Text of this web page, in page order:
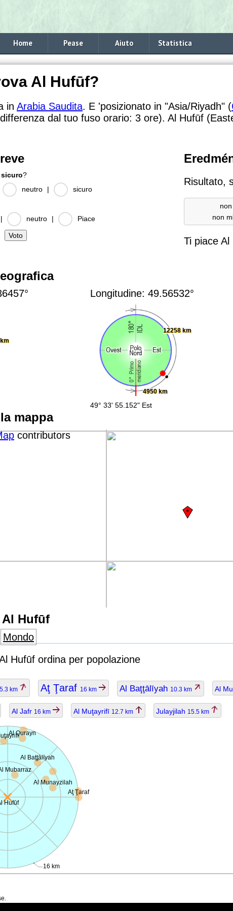
Home Pease Aiuto Statistica
Al Hufūf?
in Arabia Saudita. E 'posizionato in "Asia/Riyadh" (
dal tuo fuso orario: 3 ore). Al Hufūf
sicuro?
neutro |
sicuro
| neutro | Piace
Risultato,
non
Ti piace Al
Longitudine: 49.56532°
4950 km
12258 km
49° 33' 55.152" Est
mappa
contributors
Al Hufūf
Mondo
Hufūf ordina per popolazione
5.3 km Aţ Ţaraf 16 km Al Baţţālīyah 10.3 km Al
Al Jafr 16 km Al Muţayrifī 12.7 km Julayjilah 15.5 km
Hufūf
16 km
Mubarraz
Aţ Ţaraf
Al Baţţālīyah
Al Munayzilah
Al Qurayn